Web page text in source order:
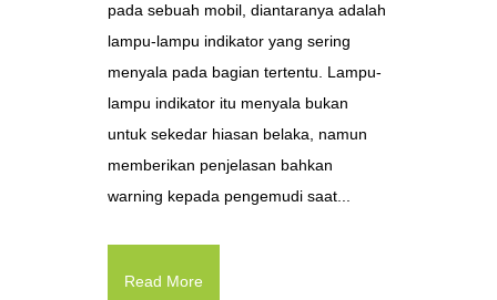
pada sebuah mobil, diantaranya adalah
lampu-lampu indikator yang sering
menyala pada bagian tertentu. Lampu-
lampu indikator itu menyala bukan
untuk sekedar hiasan belaka, namun
memberikan penjelasan bahkan
warning kepada pengemudi saat...
Read More